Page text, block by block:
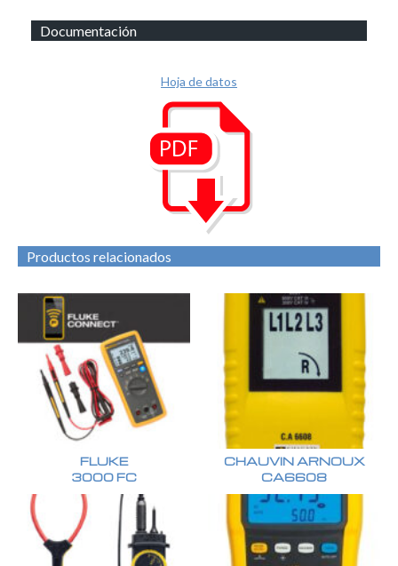
Documentación
Hoja de datos
Productos relacionados
FLUKE
3000 FC
CHAUVIN ARNOUX
CA6608